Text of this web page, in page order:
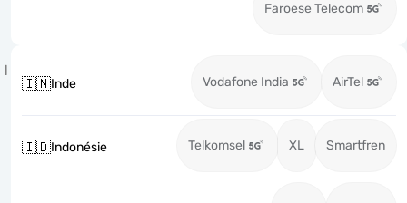
Faroese Telecom
I
🇮🇳Inde Vodafone India AirTel
🇮🇩Indonésie Telkomsel XL Smartfren